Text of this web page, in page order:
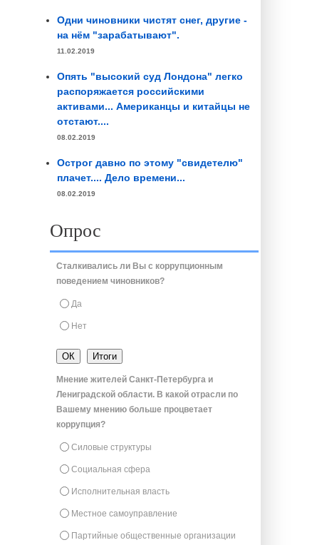
Одни чиновники чистят снег, другие -
на нём "зарабатывают".
11.02.2019
Опять "высокий суд Лондона" легко
распоряжается российскими
активами... Американцы и китайцы не
отстают....
08.02.2019
Острог давно по этому "свидетелю"
плачет.... Дело времени...
08.02.2019
Опрос
Сталкивались ли Вы с коррупционным
поведением чиновников?
Да
Нет
Мнение жителей Санкт-Петербурга и
Лениградской области. В какой отрасли по
Вашему мнению больше процветает
коррупция?
Силовые структуры
Социальная сфера
Исполнительная власть
Местное самоуправление
Партийные общественные организации